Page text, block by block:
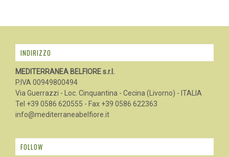
INDIRIZZO
MEDITERRANEA BELFIORE s.r.l.
P.IVA 00949800494
Via Guerrazzi - Loc. Cinquantina - Cecina (Livorno) - ITALIA
Tel +39 0586 620555 - Fax +39 0586 622363
info@mediterraneabelfiore.it
FOLLOW